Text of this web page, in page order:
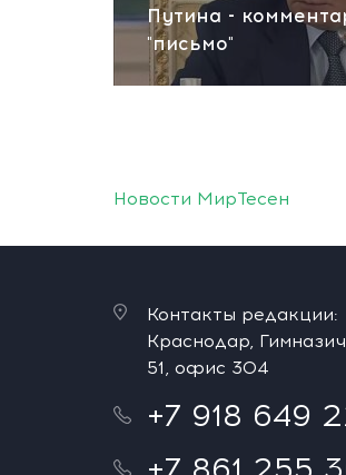
Путина -
"письмо"
Новости МирТесен
Контакты редакции:
Краснодар,
51, офис 304
+7 918 649